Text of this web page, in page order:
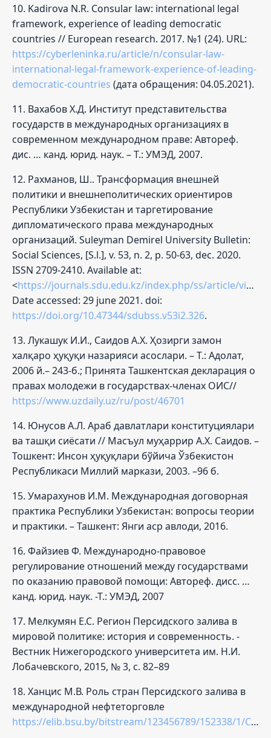
10. Kadirova N.R. Consular law: international legal
framework, experience of leading democratic
countries // European research. 2017. №1 (24). URL:
https://cyberleninka.ru/article/n/consular-law-
international-legal-framework-experience-of-leading-
democratic-countries (дата обращения: 04.05.2021).
11. Вахабов Х.Д. Институт представительства
государств в международных организациях в
современном международном праве: Автореф.
дис. … канд. юрид. наук. – Т.: УМЭД, 2007.
12. Рахманов, Ш.. Трансформация внешней
политики и внешнеполитических ориентиров
Республики Узбекистан и таргетирование
дипломатического права международных
организаций. Suleyman Demirel University Bulletin:
Social Sciences, [S.l.], v. 53, n. 2, p. 50-63, dec. 2020.
ISSN 2709-2410. Available at:
<https://journals.sdu.edu.kz/index.php/ss/article/view/326
Date accessed: 29 june 2021. doi:
https://doi.org/10.47344/sdubss.v53i2.326.
13. Лукашук И.И., Саидов А.Х. Ҳозирги замон
халқаро ҳуқуқи назарияси асослари. – Т.: Адолат,
2006 й.– 243-б.; Принята Ташкентская декларация о
правах молодежи в государствах-членах ОИС//
https://www.uzdaily.uz/ru/post/46701
14. Юнусов А.Л. Араб давлатлари конституциялари
ва ташқи сиёсати // Масъул муҳаррир А.Х. Саидов. –
Тошкент: Инсон ҳуқуқлари бўйича Ўзбекистон
Республикаси Миллий маркази, 2003. –96 б.
15. Умарахунов И.М. Международная договорная
практика Республики Узбекистан: вопросы теории
и практики. – Ташкент: Янги аср авлоди, 2016.
16. Файзиев Ф. Международно-правовое
регулирование отношений между государствами
по оказанию правовой помощи: Автореф. дисс. …
канд. юрид. наук. -Т.: УМЭД, 2007
17. Мелкумян Е.С. Регион Персидского залива в
мировой политике: история и современность. -
Вестник Нижегородского университета им. Н.И.
Лобачевского, 2015, № 3, с. 82–89
18. Ханцис М.В. Роль стран Персидского залива в
международной нефтеторговле
https://elib.bsu.by/bitstream/123456789/152338/1/Chancys.pdf